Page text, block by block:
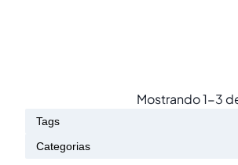
Mostrando1-3